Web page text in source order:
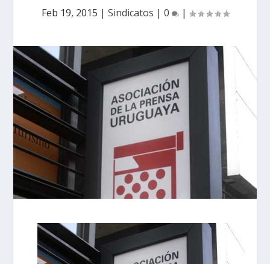
Feb 19, 2015 | Sindicatos | 0 |